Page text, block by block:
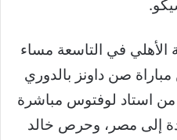
الأهلي في التاسعة مساء
مباراة صن داونز بالدوري
من استاد لوفتوس مباشرة
إلى مصر، وحرص خالد